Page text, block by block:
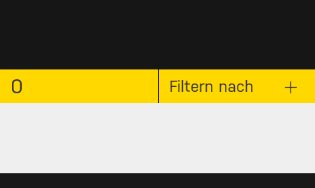
0 Filtern nach